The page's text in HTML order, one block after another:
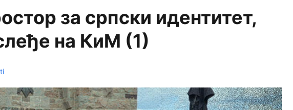
за српски идентитет,
на КиМ (1)